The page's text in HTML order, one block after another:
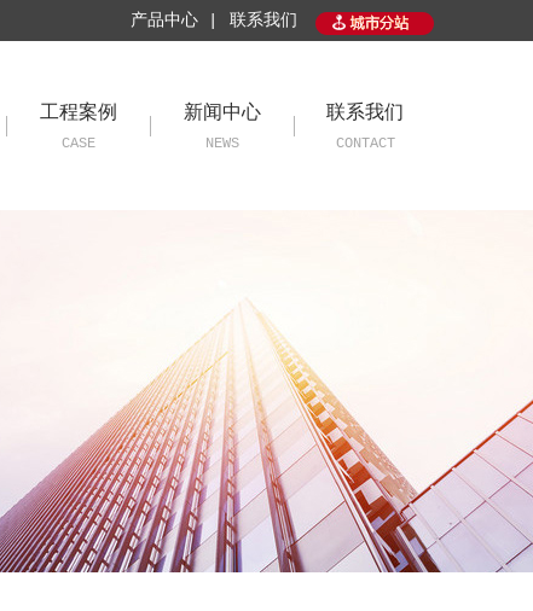
产品中心 | 联系我们
工程案例
CASE
新闻中心
NEWS
联系我们
CONTACT